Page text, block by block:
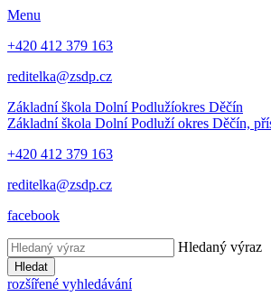
Menu
+420 412 379 163
reditelka@zsdp.cz
Základní škola Dolní Podlužíokres Děčín
Základní škola Dolní Podlužíokres Děčín,
+420 412 379 163
reditelka@zsdp.cz
facebook
Hledaný výraz
Hledat
rozšířené vyhledávání